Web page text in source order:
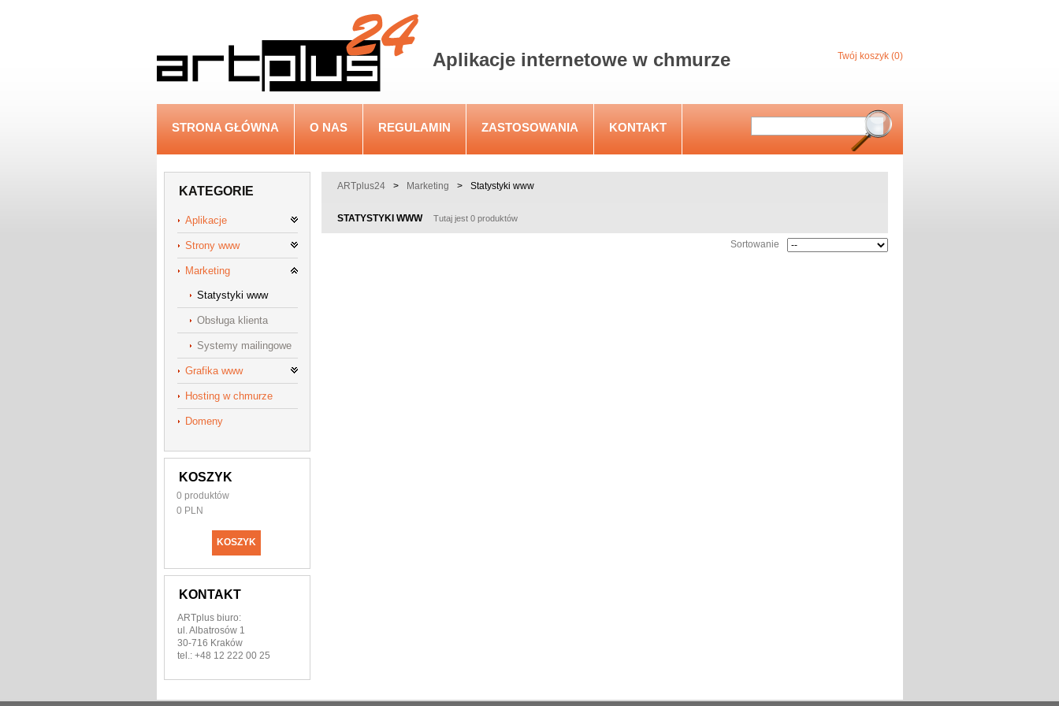
Aplikacje internetowe w chmurze Twój koszyk (0)
STRONA GŁÓWNA O NAS REGULAMIN ZASTOSOWANIA KONTAKT
KATEGORIE
Aplikacje
Strony www
Marketing
Statystyki www
Obsługa klienta
Systemy mailingowe
Grafika www
Hosting w chmurze
Domeny
KOSZYK
0 produktów
0 PLN
KOSZYK
KONTAKT
ARTplus biuro:
ul. Albatrosów 1
30-716 Kraków
tel.: +48 12 222 00 25
ARTplus24 > Marketing > Statystyki www
STATYSTYKI WWW Tutaj jest 0 produktów
Sortowanie